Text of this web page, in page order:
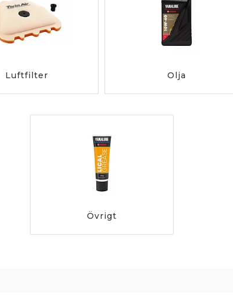
Luftfilter Olja
Övrigt